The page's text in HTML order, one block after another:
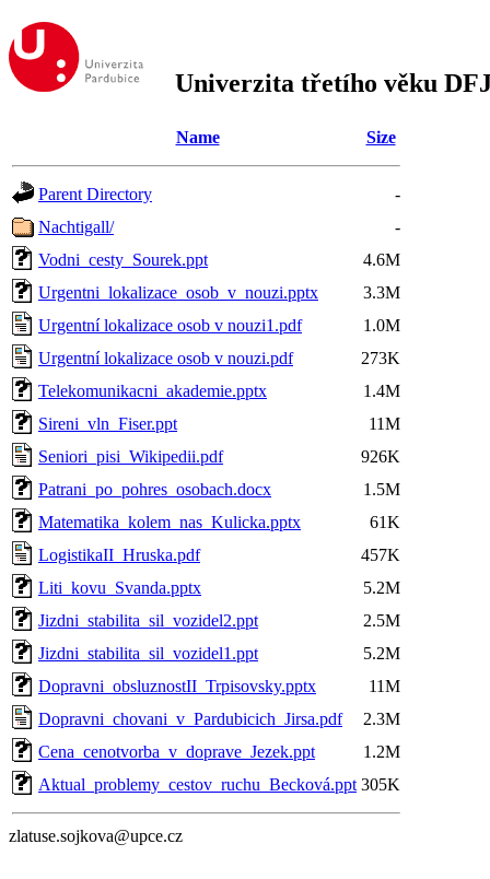
Univerzita třetího věku
Name Size
Parent Directory
-
Nachtigall/
-
Vodni_cesty_Sourek.ppt
4.6M
Urgentni_lokalizace_osob_v_nouzi.pptx
3.3M
Urgentní lokalizace osob v nouzi1.pdf
1.0M
Urgentní lokalizace osob v nouzi.pdf
273K
Telekomunikacni_akademie.pptx
1.4M
Sireni_vln_Fiser.ppt
11M
Seniori_pisi_Wikipedii.pdf
926K
Patrani_po_pohres_osobach.docx
1.5M
Matematika_kolem_nas_Kulicka.pptx
61K
LogistikaII_Hruska.pdf
457K
Liti_kovu_Svanda.pptx
5.2M
Jizdni_stabilita_sil_vozidel2.ppt
2.5M
Jizdni_stabilita_sil_vozidel1.ppt
5.2M
Dopravni_obsluznostII_Trpisovsky.pptx
11M
Dopravni_chovani_v_Pardubicich_Jirsa.pdf
2.3M
Cena_cenotvorba_v_doprave_Jezek.ppt
1.2M
Aktual_problemy_cestov_ruchu_Becková.ppt 305K
zlatuse.sojkova@upce.cz